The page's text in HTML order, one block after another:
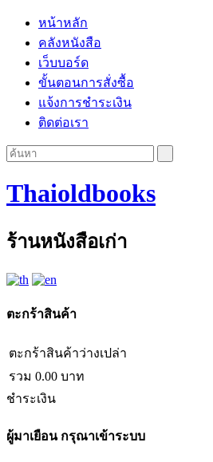
หน้าหลัก
คลังหนังสือ
เว็บบอร์ด
ขั้นตอนการสั่งซื้อ
แจ้งการชำระเงิน
ติดต่อเรา
Thaioldbooks
ร้านหนังสือเก่า
ตะกร้าสินค้า
ตะกร้าสินค้าว่างเปล่า
รวม 0.00 บาท
ชำระเงิน
ผู้มาเยือนกรุณาเข้าระบบ